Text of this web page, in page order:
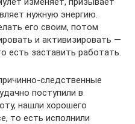
нужную энергию.
его своим, потом
и активизировать —
есть заставить работать.
следственные
поступили в
нашли хорошего
то есть исполнили